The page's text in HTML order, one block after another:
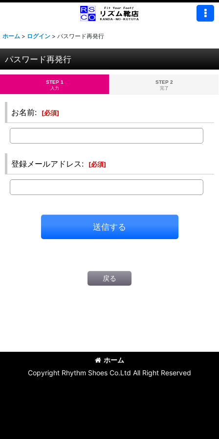
ホーム > ログイン > パスワード再発行
パスワード再発行
STEP 1
入力
STEP 2
完了
お名前: [必須]
登録メールアドレス: [必須]
送信する
戻る
ホーム
Copyright Rhythm Shoes Co.Ltd All Right Reserved